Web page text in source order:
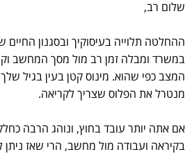
שלום רב,
ההחלטה תלוייה בעיסוקיך ובסגנון
במשרד ומבלה זמן רב מול מסך המחשב
המצב כפי שהוא. מינוס קטן בעין בגיל
מנטרל את הפלוס שצריך לקריאה.
אם אתה יותר עובד בחוץ, ונוהג הרבה
בקיראה ועבודה מול מחשב, הרי שאז ניתן